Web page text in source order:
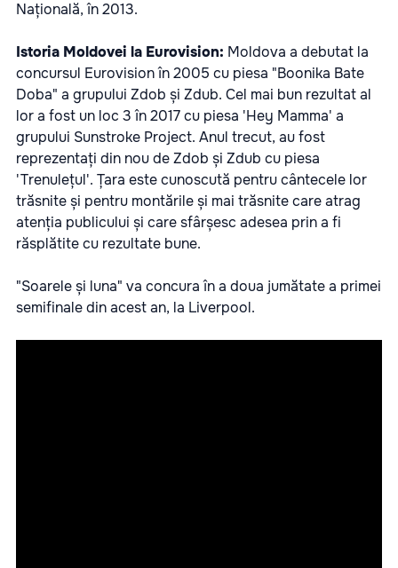
Națională, în 2013.
Istoria Moldovei la Eurovision: Moldova a debutat la
concursul Eurovision în 2005 cu piesa "Boonika Bate
Doba" a grupului Zdob și Zdub. Cel mai bun rezultat al
lor a fost un loc 3 în 2017 cu piesa 'Hey Mamma' a
grupului Sunstroke Project. Anul trecut, au fost
reprezentați din nou de Zdob și Zdub cu piesa
'Trenulețul'. Țara este cunoscută pentru cântecele lor
trăsnite și pentru montările și mai trăsnite care atrag
atenția publicului și care sfârșesc adesea prin a fi
răsplătite cu rezultate bune.
"Soarele și luna" va concura în a doua jumătate a primei
semifinale din acest an, la Liverpool.